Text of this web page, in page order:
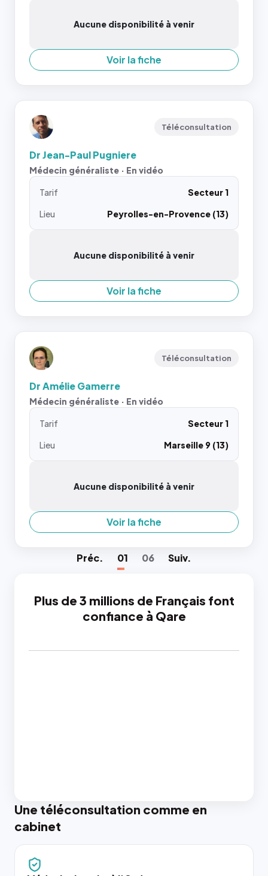
Aucune disponibilité à venir
Voir la fiche
Téléconsultation
Dr Jean-Paul Pugniere
Médecin généraliste · En vidéo
Tarif
Secteur 1
Lieu
Peyrolles-en-Provence (13)
Aucune disponibilité à venir
Voir la fiche
Téléconsultation
Dr Amélie Gamerre
Médecin généraliste · En vidéo
Tarif
Secteur 1
Lieu
Marseille 9 (13)
Aucune disponibilité à venir
Voir la fiche
Préc. 01 06 Suiv.
Plus de 3 millions de Français font
confiance à Qare
Une téléconsultation comme en
cabinet